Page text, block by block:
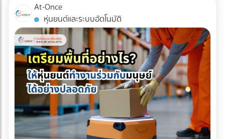
รอยต่อ" (Seamless Temperature Control) ตั้งแต่หน้าฟาร์มที่
ญี่ปุ่นจนถึงประตูโรงงานในไทย 1. Origin (ต้นทางที่ญี่ปุ่น):
กระบวนการเริ่มต้นตั้งแต่หลังจากการบด ผงมัทฉะจะถูกบรรจุใน
ถุงฟอยล์ทึบแสงแบบสุญญากาศ หรือซีลพร้อมซองดูดออกซิเจน
ทันที จากนั้นจะถูกนำไปจัดเก็บในคลังสินค้าควบคุมอุณหภูมิ (มัก
จะต่ำกว่า 15°C หรือในบางเกรดอาจติดลบ) 2. Transit (ระหว่าง
การเดินทาง): การขนส่งทางเรือ (Ocean Freight) จากญี่ปุ่นมา
ไทยใช้เวลาประมาณ 10-14 วัน หากใช้ตู้คอนเทนเนอร์ปกติ (Dry
Container) อุณหภูมิภายในตู้อาจพุ่งสูงถึง 50-60°C ในตอน
กลางวัน ซึ่งจะอบผงมัทฉะจนเสื่อมสภาพทั้งหมด ธุรกิจ B2B จึง
ต้องเลือกใช้ ตู้คอนเทนเนอร์ควบคุมอุณหภูมิ (Reefer
หากมีการวางแผนอย่างถูกต้องตามข้อกำหนดของกรม
สรรพากร เงื่อนไขการนำค่าใช้จ่าย Outing & CSR ไปหักภาษี
บริษัท การจะตอบคำถามว่า "เช่ารถบัสจัดสัมมนา หักภาษีได้
ไหม?" ต้องพิจารณาเงื่อนไขหลัก ดังนี้: ต้องมีวัตถุประสงค์เพื่อ
การพัฒนาบุคลากร: กิจกรรมต้องมีกำหนดการ (Itinerary)
ชัดเจน เช่น มีการอบรมสัมมนา หรือทำกิจกรรม CSR ที่เป็น
ประโยชน์ต่อสังคม เป็นสิทธิประโยชน์ที่พนักงานทุกคนเข้าถึงได้:
ต้องเป็นการจัดเลี้ยงหรือสวัสดิการที่ให้สิทธิพนักงานทุกคนอย่าง
เท่าเทียม ไม่เลือกปฏิบัติเฉพาะกลุ่ม มีหลักฐานการจ่ายเงินที่ถูก
ต้อง: ต้องมีใบกำกับภาษี/ใบเสร็จรับเงินที่ระบุชื่อบริษัทของคุณ
อย่างครบถ้วน 3 เทคนิคเช่ารถทัวร์เหมาคันให้ "ประหยัดงบ" และ
At-Once
หุ่นยนต์และระบบอัตโนมัติ